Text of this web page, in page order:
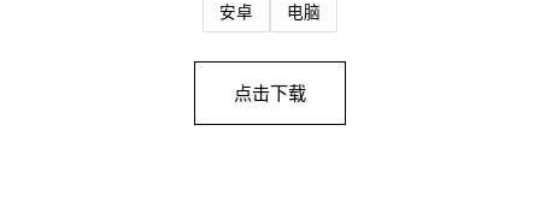
安卓 电脑
点击下载